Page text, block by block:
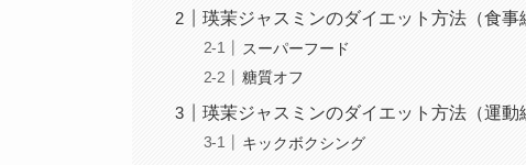
瑛茉ジャスミンのダイエット方法（食事
スーパーフード
糖質オフ
瑛茉ジャスミンのダイエット方法（運動
キックボクシング